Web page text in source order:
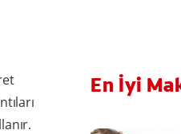
En İyi